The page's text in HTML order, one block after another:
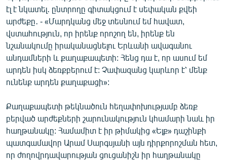
էլ է նկատել․ ընտրողը գիտակցում է սեփական քվեի
արժեքը․ - «Մարդկանց մեջ տեսնում եմ հավատ,
վստահություն, որ իրենք որոշող են, իրենք են
նշանակումը իրականացնելու Երևանի ավագանու
անդամների և քաղաքապետի: Հենց դա է, որ ասում եմ
արդեն իսկ ձեռքբերում է: Չափազանց կարևոր է՝ մենք
ունենք արդեն քաղաքացի»:
Քաղաքապետի թեկնածուն հեղափոխությամբ ձեռք
բերված արժեքների շարունակություն կհամարի նաև իր
հաղթանակը: Համամիտ է իր թիմակից «Ելք» դաշինքի
պատգամավոր Արամ Սարգսյանի այն դիրքորոշման հետ,
որ ժողովրդավարության ցուցանիշն իր հաղթանակը